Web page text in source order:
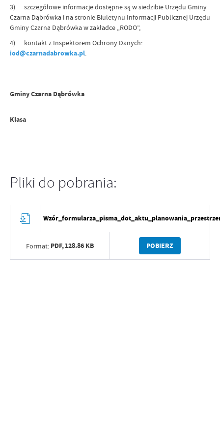
3) szczegółowe informacje dostępne są w siedzibie Urzędu Gminy
Czarna Dąbrówka i na stronie Biuletynu Informacji Publicznej Urzędu
Gminy Czarna Dąbrówka w zakładce „RODO”,
4) kontakt z Inspektorem Ochrony Danych:
iod@czarnadabrowka.pl.
Gminy Czarna Dąbrówka
Klasa
Pliki do pobrania:
Format: PDF,128.86 KB POBIERZ